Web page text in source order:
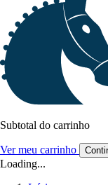
Subtotal do carrinho
Ver meu carrinho
Loading...